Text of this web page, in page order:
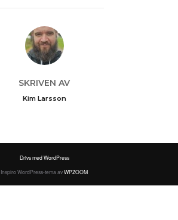
INLÄGGSFÖRFATTARE
SKRIVEN AV
Kim Larsson
Drivs med WordPress
Inspiro WordPress-tema avWPZOOM